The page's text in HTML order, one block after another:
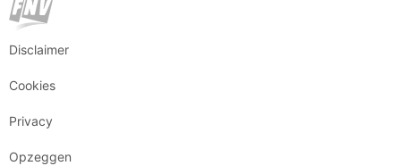
Disclaimer
Cookies
Privacy
Opzeggen